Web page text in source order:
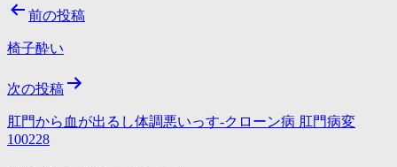
投
稿
ビ
ゲ
前の投稿
椅子酔い
次の投稿
肛門から血が出るし体調悪いっす-クローン病 肛門病変
100228